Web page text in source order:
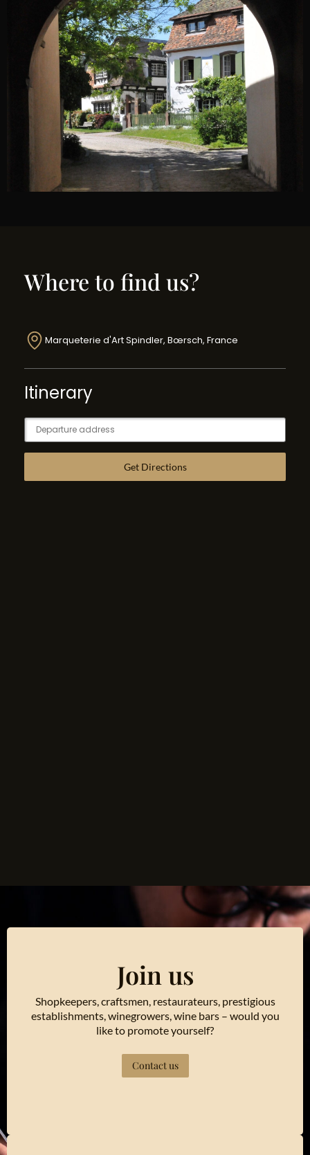
Where to find us?
Marqueterie d'Art Spindler, Bœrsch, France
Itinerary
Join us
Shopkeepers, craftsmen, restaurateurs, prestigious
establishments, winegrowers, wine bars – would you
like to promote yourself?
Contact us